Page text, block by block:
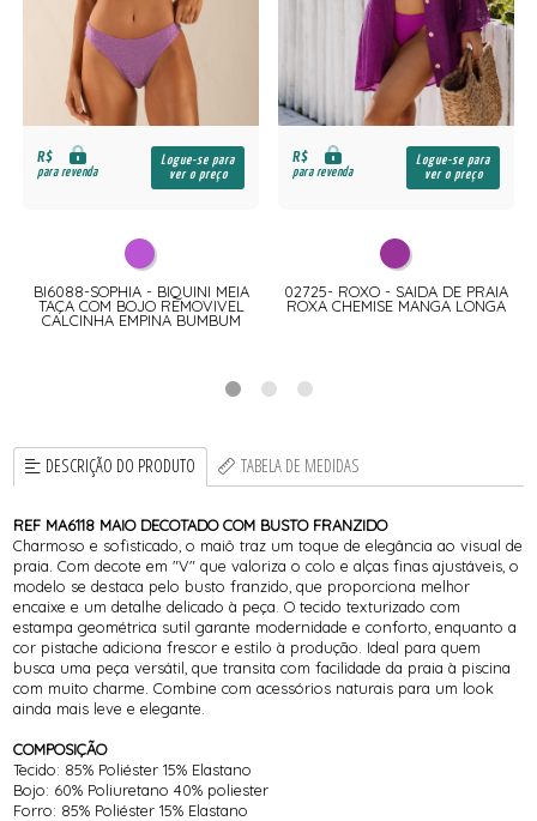
R$
para revenda
Logue-se para
ver o preço
BI6088-SOPHIA - BIQUINI MEIA
TAÇA COM BOJO REMOVIVEL
CALCINHA EMPINA BUMBUM
R$
para revenda
Logue-se para
ver o preço
02725- ROXO - SAIDA DE PRAIA
ROXA CHEMISE MANGA LONGA
DESCRIÇÃO DO PRODUTO TABELA DE MEDIDAS
REF MA6118 MAIO DECOTADO COM BUSTO FRANZIDO
Charmoso e sofisticado, o maiô traz um toque de elegância ao visual de
praia. Com decote em "V" que valoriza o colo e alças finas ajustáveis, o
modelo se destaca pelo busto franzido, que proporciona melhor
encaixe e um detalhe delicado à peça. O tecido texturizado com
estampa geométrica sutil garante modernidade e conforto, enquanto a
cor pistache adiciona frescor e estilo à produção. Ideal para quem
busca uma peça versátil, que transita com facilidade da praia à piscina
com muito charme. Combine com acessórios naturais para um look
ainda mais leve e elegante.
COMPOSIÇÃO
Tecido: 85% Poliéster 15% Elastano
Bojo: 60% Poliuretano 40% poliester
Forro: 85% Poliéster 15% Elastano